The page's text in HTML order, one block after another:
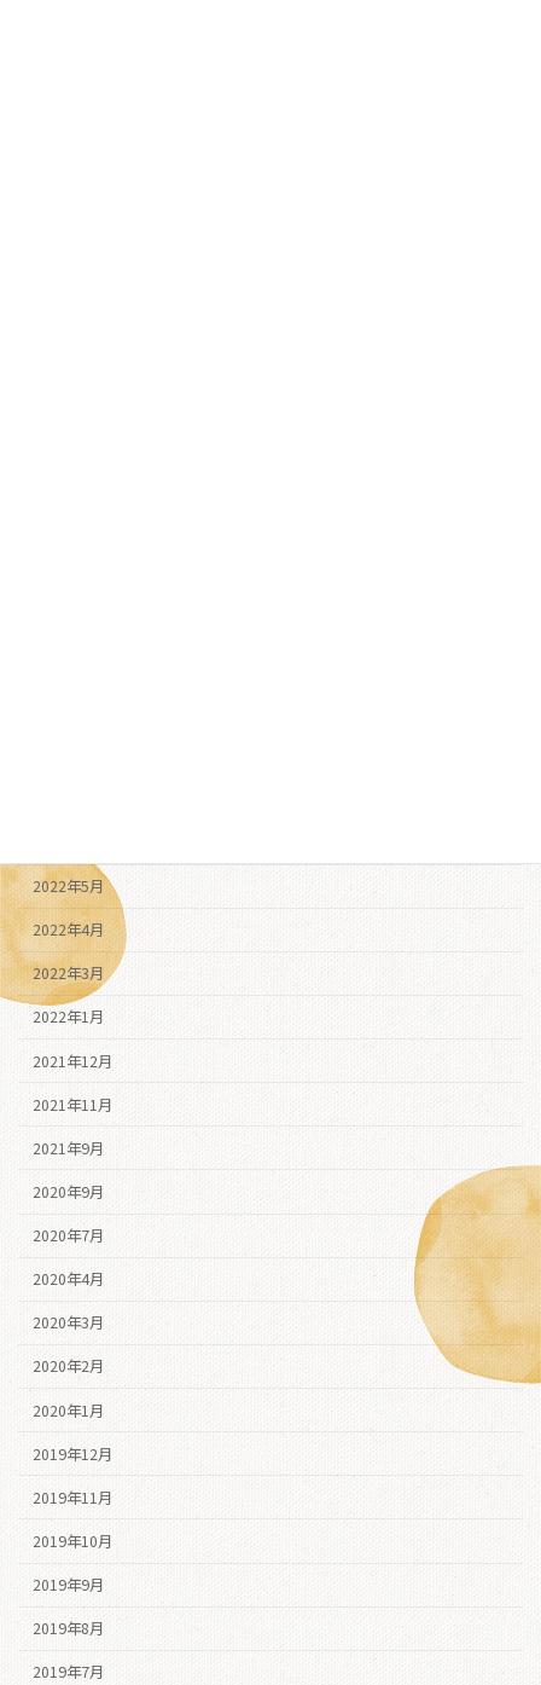
2022年5月
2022年4月
2022年3月
2022年1月
2021年12月
2021年11月
2021年9月
2020年9月
2020年7月
2020年4月
2020年3月
2020年2月
2020年1月
2019年12月
2019年11月
2019年10月
2019年9月
2019年8月
2019年7月